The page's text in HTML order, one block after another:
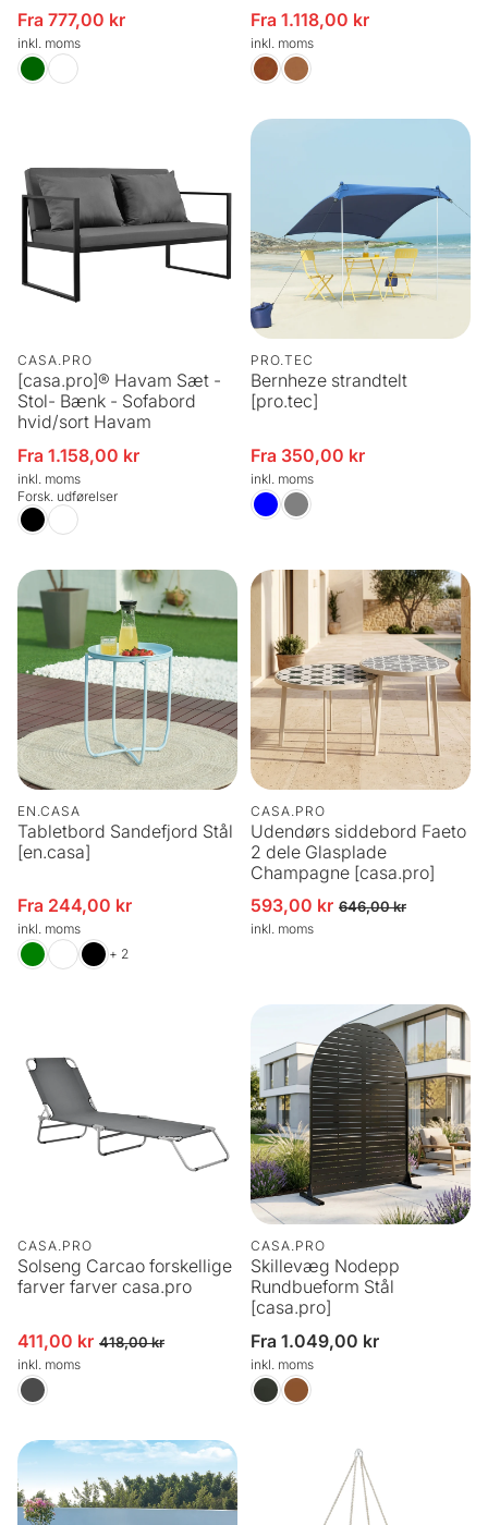
Udsalgspris
Fra 777,00 kr
inkl. moms
Udsalgspris
Fra 1.118,00 kr
inkl. moms
CASA.PRO
[casa.pro]® Havam Sæt -
Stol- Bænk - Sofabord
hvid/sort Havam
Udsalgspris
Fra 1.158,00 kr
inkl. moms
Forsk. udførelser
PRO.TEC
Bernheze strandtelt
[pro.tec]
Udsalgspris
Fra 350,00 kr
inkl. moms
EN.CASA
Tabletbord Sandefjord Stål
[en.casa]
Udsalgspris
Fra 244,00 kr
inkl. moms
+ 2
CASA.PRO
Udendørs siddebord Faeto
2 dele Glasplade
Champagne [casa.pro]
Udsalgspris
593,00 kr
Normalpris646,00 kr
inkl. moms
CASA.PRO
Solseng Carcao forskellige
farver farver casa.pro
Udsalgspris
411,00 kr
Normalpris418,00 kr
inkl. moms
CASA.PRO
Skillevæg Nodepp
Rundbueform Stål
[casa.pro]
Normalpris
Fra 1.049,00 kr
inkl. moms